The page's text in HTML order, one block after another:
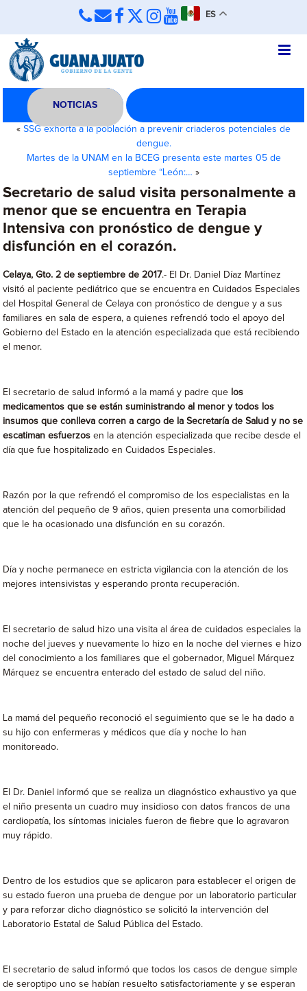
ES
NOTICIAS
« SSG exhorta a la población a prevenir criaderos potenciales de
dengue.
Martes de la UNAM en la BCEG presenta este martes 05 de
septiembre “León:… »
Secretario de salud visita personalmente a
menor que se encuentra en Terapia
Intensiva con pronóstico de dengue y
disfunción en el corazón.
Celaya, Gto. 2 de septiembre de 2017.- El Dr. Daniel Díaz Martínez
visitó al paciente pediátrico que se encuentra en Cuidados Especiales
del Hospital General de Celaya con pronóstico de dengue y a sus
familiares en sala de espera, a quienes refrendó todo el apoyo del
Gobierno del Estado en la atención especializada que está recibiendo
el menor.
El secretario de salud informó a la mamá y padre que los
medicamentos que se están suministrando al menor y todos los
insumos que conlleva corren a cargo de la Secretaría de Salud y no se
escatiman esfuerzos en la atención especializada que recibe desde el
día que fue hospitalizado en Cuidados Especiales.
Razón por la que refrendó el compromiso de los especialistas en la
atención del pequeño de 9 años, quien presenta una comorbilidad
que le ha ocasionado una disfunción en su corazón.
Día y noche permanece en estricta vigilancia con la atención de los
mejores intensivistas y esperando pronta recuperación.
El secretario de salud hizo una visita al área de cuidados especiales la
noche del jueves y nuevamente lo hizo en la noche del viernes e hizo
del conocimiento a los familiares que el gobernador, Miguel Márquez
Márquez se encuentra enterado del estado de salud del niño.
La mamá del pequeño reconoció el seguimiento que se le ha dado a
su hijo con enfermeras y médicos que día y noche lo han
monitoreado.
El Dr. Daniel informó que se realiza un diagnóstico exhaustivo ya que
el niño presenta un cuadro muy insidioso con datos francos de una
cardiopatía, los síntomas iniciales fueron de fiebre que lo agravaron
muy rápido.
Dentro de los estudios que se aplicaron para establecer el origen de
su estado fueron una prueba de dengue por un laboratorio particular
y para reforzar dicho diagnóstico se solicitó la intervención del
Laboratorio Estatal de Salud Pública del Estado.
El secretario de salud informó que todos los casos de dengue simple
de seroptipo uno se habían resuelto satisfactoriamente y se esperan